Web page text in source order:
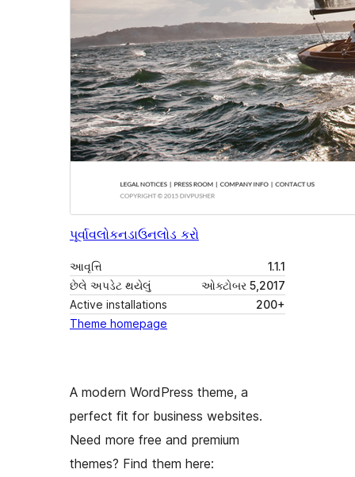
પૂર્વાવલોકનડાઉનલોડ કરો
આવૃત્તિ
1.1.1
છેલે અપડેટ થયેલું
ઓક્ટોબર 5,2017
Active installations
200+
Theme homepage
A modern WordPress theme, a
perfect fit for business websites.
Need more free and premium
themes? Find them here: